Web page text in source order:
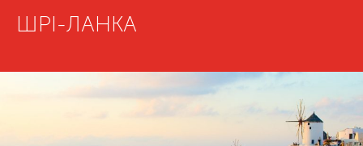
ШРІ-ЛАНКА